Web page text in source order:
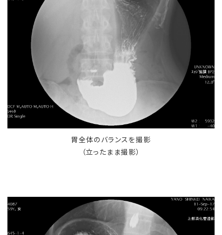
胃全体のバランスを撮影
（立ったまま撮影）